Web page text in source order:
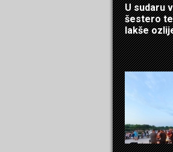
U sudaru
šestero
lakše